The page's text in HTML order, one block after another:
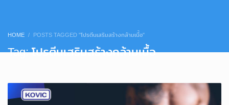
HOME POSTS TAGGED "โปรตีนเสริมสร้างกล้ามเนื้อ"
Tag: โปรตีนเสริมสร้างกล้ามเนื้อ